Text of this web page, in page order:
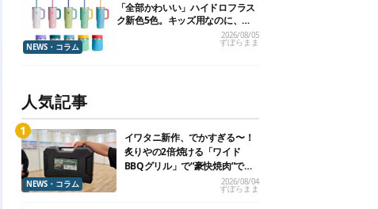
NEWS・コラム
「全部かわいい」ハイドロフラス
ク新色5色。キッズ用なのに、大
2026/08/05
ずぼらまま
人気記事
NEWS・コラム
イワタニ新作、でかすぎる〜！
炙りやの2倍焼ける「ワイド
BBQグリル」で“豪快焼肉”でき
2026/08/04
ずぼらまま